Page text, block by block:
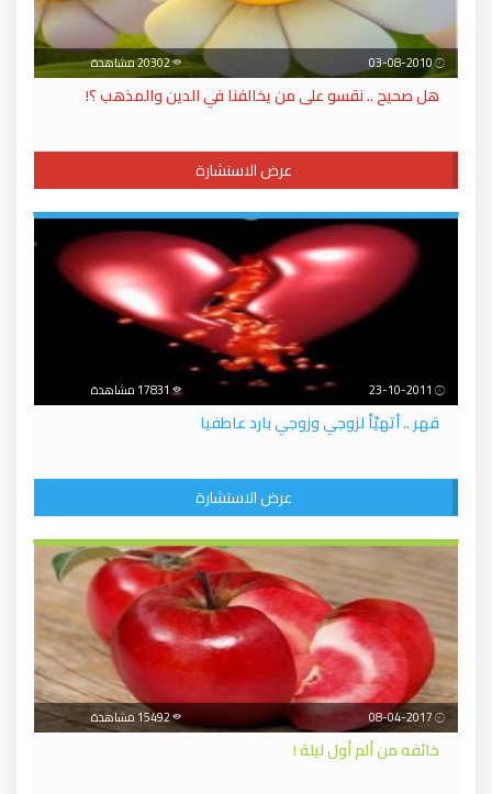
03-08-2010 20302 مشاهدة
هل صحيح .. نقسو على من يخالفنا في الدين والمذهب ؟!
عرض الاستشارة
17831 مشاهدة
قهر .. أتهيّأ لزوجي وزوجي بارد عاطفيا
عرض الاستشارة
08-04-2017 15492 مشاهدة
خائفه من ألم أول ليلة !